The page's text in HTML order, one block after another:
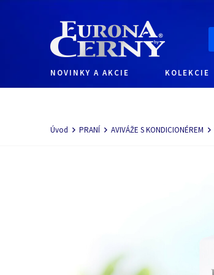
NOVINKY A AKCIE KOLEKCIE
Navigácia
Úvod PRANÍ AVIVÁŽE S KONDICIONÉREM